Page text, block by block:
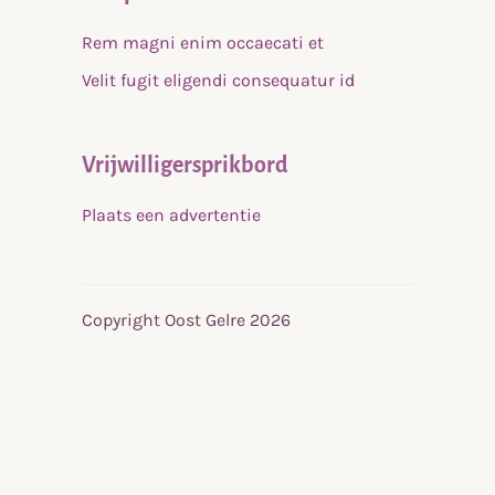
Rem magni enim occaecati et
Velit fugit eligendi consequatur id
Vrijwilligersprikbord
Plaats een advertentie
Copyright Oost Gelre 2026